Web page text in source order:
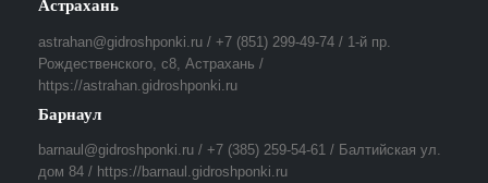
Астрахань
astrahan@gidroshponki.ru / +7 (851) 299-49-74 / 1-й пр.
Рождественского, с8, Астрахань /
https://astrahan.gidroshponki.ru
Барнаул
barnaul@gidroshponki.ru / +7 (385) 259-54-61 / Балтийская ул.
дом 84 / https://barnaul.gidroshponki.ru